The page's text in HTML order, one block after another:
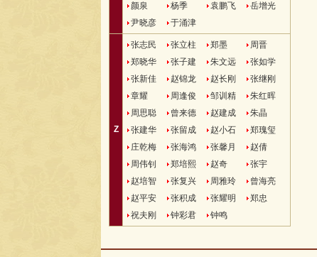
颜泉
杨季 袁鹏飞
岳增光
尹晓彦
于涌津
Z
张志民 张立柱 郑墨
周晋
郑晓华
张子建 朱文远
张如学
张新佳
赵锦龙 赵长刚
张继刚
章耀
周逢俊 邹训精
朱红晖
周思聪
曾来德 赵建成
朱晶
张建华
张留成 赵小石
郑瑰玺
庄乾梅
张海鸿 张馨月
赵倩
周伟钊
郑培熙 赵奇
张宇
赵培智
张复兴 周雅玲
曾海亮
赵平安
张积成 张耀明
郑忠
祝夫刚
钟彩君 钟鸣